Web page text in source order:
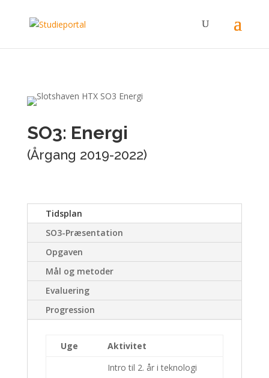
SO3: Energi
(Årgang 2019-2022)
Tidsplan
SO3-Præsentation
Opgaven
Mål og metoder
Evaluering
Progression
Uge Aktivitet
Intro til 2. år i teknologi